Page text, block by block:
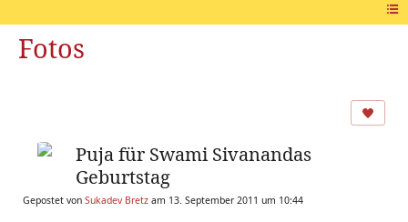
Fotos
Puja für Swami Sivanandas
Geburtstag
Gepostet von Sukadev Bretz am 13. September 2011 um 10:44